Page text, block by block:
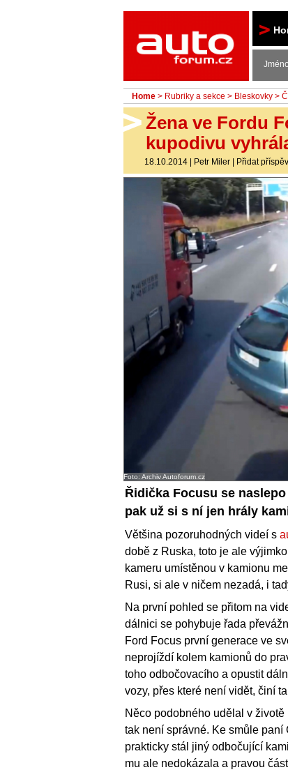
Home > Rubriky a sekce > Bleskovky >
Žena ve Fordu
kupodivu
18.10.2014 | Petr Miler | Přidat
Foto: Archiv Autoforum.cz
Řidička Focusu se
pak už si s ní jen hrály
Většina pozoruhodných videí s
době z Ruska, toto je ale
kameru umístěnou v kamionu
Rusi, si ale v ničem nezadá, i
Na první pohled se přitom na
dálnici se pohybuje řada
Ford Focus první generace ve
neprojíždí kolem kamionů do
toho odbočovacího a opustit
vozy, přes které není vidět, činí
Něco podobného udělal v
tak není správné. Ke smůle
prakticky stál jiný odbočující
mu ale nedokázala a pravou